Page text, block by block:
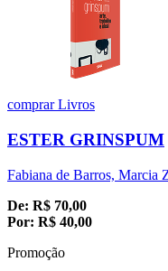
comprarLivros
ESTER GRINSPUM
Fabiana de Barros, Marcia
De: R$ 70,00
Por: R$ 40,00
Promoção